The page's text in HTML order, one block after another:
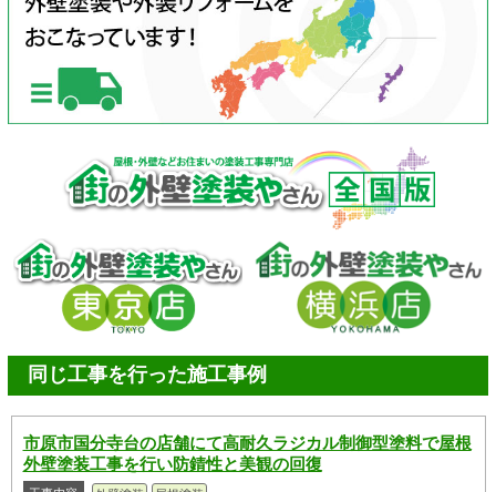
同じ工事を行った施工事例
市原市国分寺台の店舗にて高耐久ラジカル制御型塗料で屋根
外壁塗装工事を行い防錆性と美観の回復